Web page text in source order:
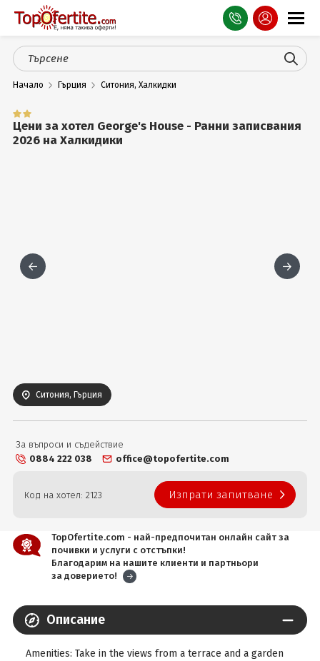
Оферти
СПА
Планина
Гърция
Начало Гърция Ситония, Халкидки
Цени за хотел George's House - Ранни записвания
2026 на Халкидики
Ситония, Гърция
За въпроси и съдействие
0884 222 038
office@topofertite.com
Код на хотел: 2123 Изпрати запитване
TopOfertite.com - най-предпочитан онлайн сайт за
почивки и услуги с отстъпки!
Благодарим на нашите клиенти и партньори
за доверието!
Описание
Amenities: Take in the views from a terrace and a garden